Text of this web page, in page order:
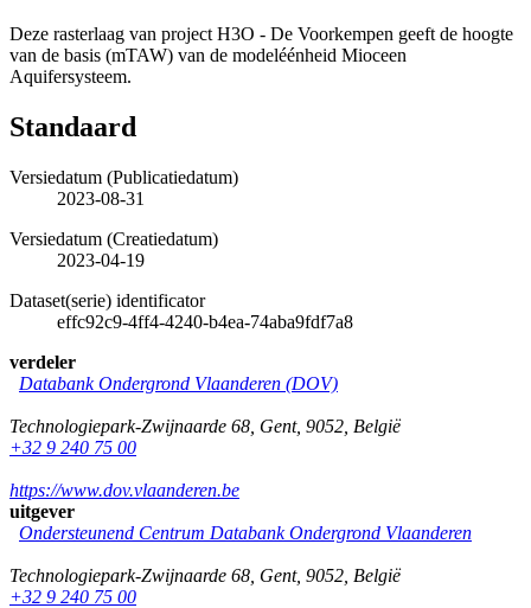
Deze rasterlaag van project H3O - De Voorkempen geeft de hoogte
van de basis (mTAW) van de modeléénheid Mioceen
Aquifersysteem.
Standaard
Versiedatum (Publicatiedatum)
2023-08-31
Versiedatum (Creatiedatum)
2023-04-19
Dataset(serie) identificator
effc92c9-4ff4-4240-b4ea-74aba9fdf7a8
verdeler
Databank Ondergrond Vlaanderen (DOV)
Technologiepark-Zwijnaarde 68 Gent, 9052 België
+32 9 240 75 00
https://www.dov.vlaanderen.be
uitgever
Ondersteunend Centrum Databank Ondergrond Vlaanderen
Technologiepark-Zwijnaarde 68 Gent, 9052 België
+32 9 240 75 00